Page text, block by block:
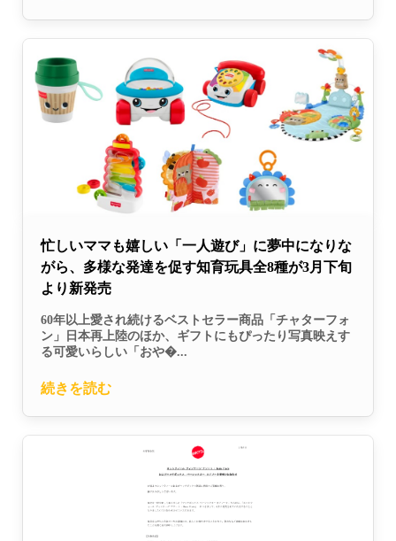
忙しいママも嬉しい「一人遊び」に夢中になりな
がら、多様な発達を促す知育玩具全8種が3月下旬
より新発売
60年以上愛され続けるベストセラー商品「チャターフォ
ン」日本再上陸のほか、ギフトにもぴったり写真映えす
る可愛いらしい「おや�...
続きを読む